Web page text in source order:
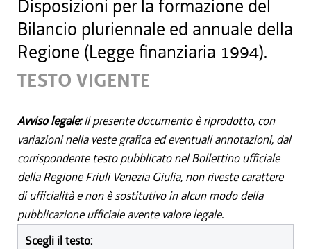
Disposizioni per la formazione del
Bilancio pluriennale ed annuale della
Regione (Legge finanziaria 1994).
TESTO VIGENTE
Avviso legale:Il presente documento è riprodotto, con
variazioni nella veste grafica ed eventuali annotazioni, dal
corrispondente testo pubblicato nel Bollettino ufficiale
della Regione Friuli Venezia Giulia, non riveste carattere
di ufficialità e non è sostitutivo in alcun modo della
pubblicazione ufficiale avente valore legale.
Scegli il testo: